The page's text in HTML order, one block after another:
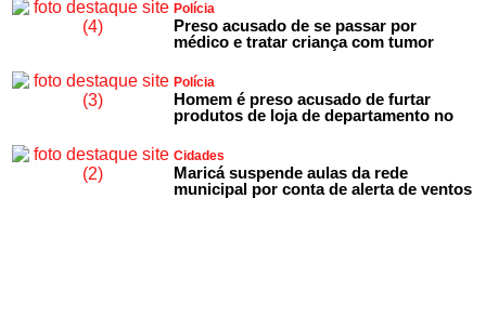
Polícia
Preso acusado de se passar por
médico e tratar criança com tumor
Polícia
Homem é preso acusado de furtar
produtos de loja de departamento no
Cidades
Maricá suspende aulas da rede
municipal por conta de alerta de ventos